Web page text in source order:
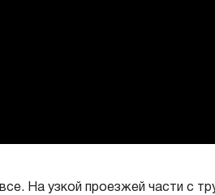
На узкой проезжей части с